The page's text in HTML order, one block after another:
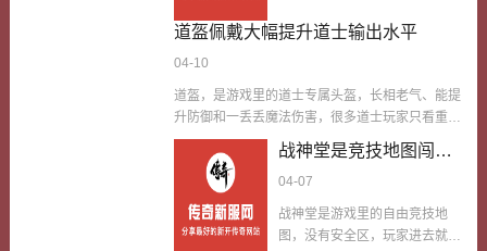
道盔佩戴大幅提升道士输出水平
04-10
道盔，是游戏里的道士专属头盔，长相老气、能提
升防御和一丢丢魔法伤害，很多道士玩家只看重他
的防御，其实道盔输出水平可以说是有了贼大的提
升，佩戴他，能大幅提升道士的输出水平，摆脱只
奶不攻的难办的事。我玩道士很多年，一直被别人
说只奶不攻，只能给队友回血、放毒，输出能力太
差，每次刷怪、打BOSS，都只能混子位队友，不
战神堂是竞技地图闯它
PK在里面每天都有无数
低
04-07
战神堂是游戏里的自由竞技地
图，没有安全区，玩家进去就能